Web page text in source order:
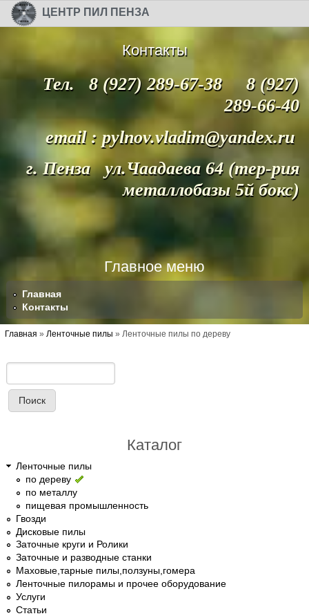
Перейти к основному содержанию
Skip to search
ЦЕНТР ПИЛ ПЕНЗА
Контакты
Тел. 8 (927) 289-67-38 8 (927)
289-66-40
email : pylnov.vladim@yandex.ru
г. Пенза ул.Чаадаева 64 (тер-рия
металлобазы 5й бокс)
Главное меню
Главная
Контакты
Вы здесь
Главная »Ленточные пилы »Ленточные пилы по дереву
Поиск
Каталог
Ленточные пилы
по дереву
по металлу
пищевая промышленность
Гвозди
Дисковые пилы
Заточные круги и Ролики
Заточные и разводные станки
Маховые,тарные пилы,ползуны,гомера
Ленточные пилорамы и прочее оборудование
Услуги
Статьи